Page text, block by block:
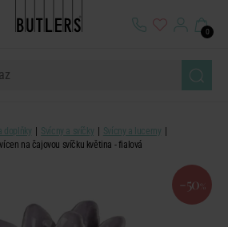
0
doplňky Svícny a svíčky
Svícny a lucerny
na čajovou svíčku květina - fialová
-50 %